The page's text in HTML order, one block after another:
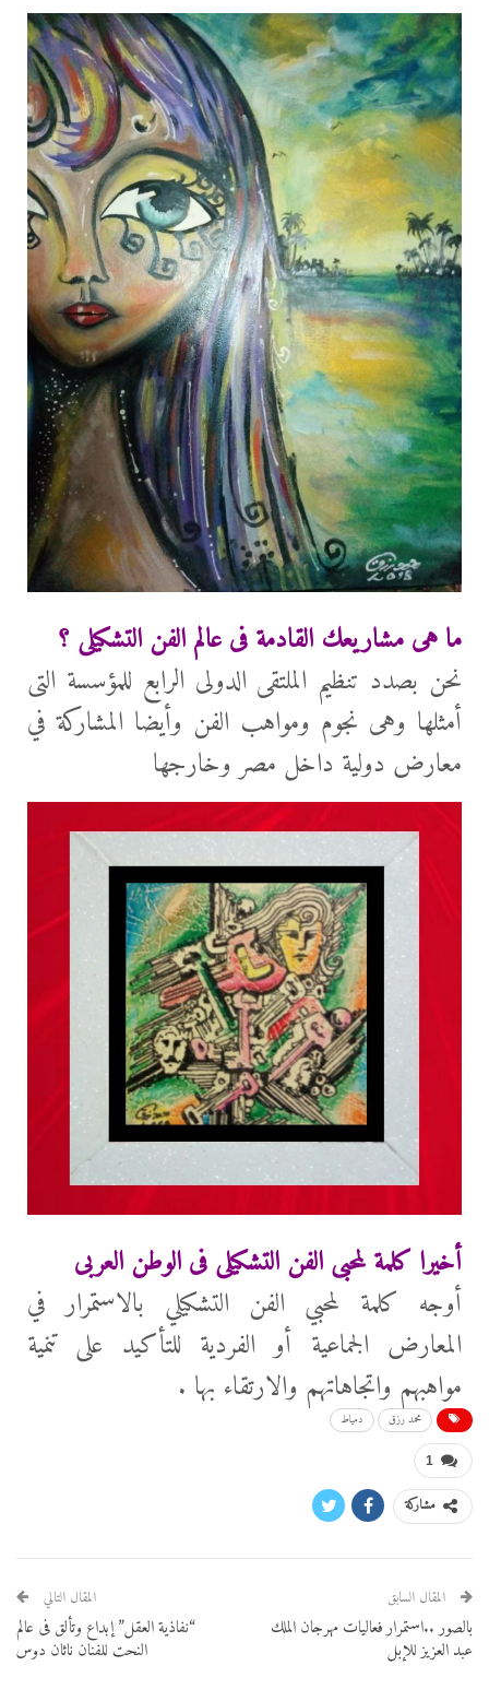
ما هى مشاريعك القادمة فى عالم الفن التشكيلى ؟
نحن بصدد تنظيم الملتقى الدولى الرابع للمؤسسة التى
أمثلها وهى نجوم ومواهب الفن وأيضا المشاركة في
معارض دولية داخل مصر وخارجها
أخيرا كلمة لمحبى الفن التشكيلى فى الوطن العربى
أوجه كلمة لمحبي الفن التشكيلي بالاستمرار في
المعارض الجماعية أو الفردية للتأكيد على تنمية
مواهبهم واتجاهاتهم والارتقاء بها .
محمد رزق دمياط
1
مشاركة
المقال السابق
بالصور ..استمرار فعاليات مهرجان الملك
عبد العزيز للإبل
المقال التالي
“نفاذية العقل” إبداع وتألق فى عالم
النحت للفنان ناثان دوس